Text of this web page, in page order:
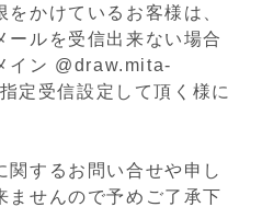
かけているお客様は、
ールを受信出来ない場合
イン @draw.mita-
定受信設定して頂く様に
するお問い合せや申し
ませんので予めご了承下